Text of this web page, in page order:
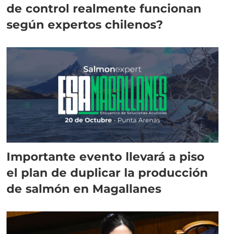
de control realmente funcionan
según expertos chilenos?
Importante evento llevará a piso
el plan de duplicar la producción
de salmón en Magallanes